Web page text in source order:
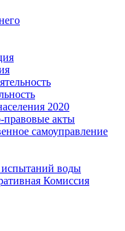
2020
правовые акты
самоуправление
испытаний воды
Комиссия